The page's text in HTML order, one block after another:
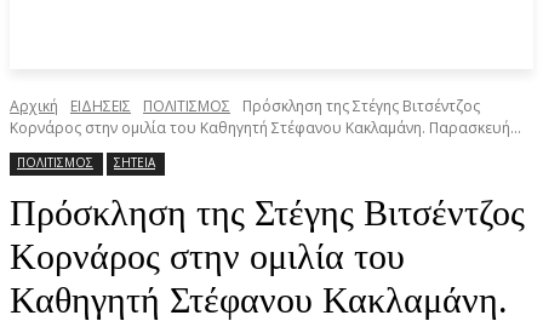
Αρχική ΕΙΔΗΣΕΙΣ ΠΟΛΙΤΙΣΜΟΣ
Πρόσκληση της Στέγης Βιτσέντζος
Κορνάρος στην ομιλία του Καθηγητή Στέφανου Κακλαμάνη. Παρασκευή...
ΠΟΛΙΤΙΣΜΟΣ ΣΗΤΕΙΑ
Πρόσκληση της Στέγης Βιτσέντζος
Κορνάρος στην ομιλία του
Καθηγητή Στέφανου Κακλαμάνη.